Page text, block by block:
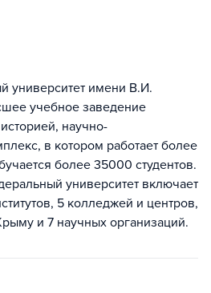
университет имени В.И.
учебное заведение
научно-
в котором работает более
более 35000 студентов.
университет включает
5 колледжей и центров,
и 7 научных организаций.